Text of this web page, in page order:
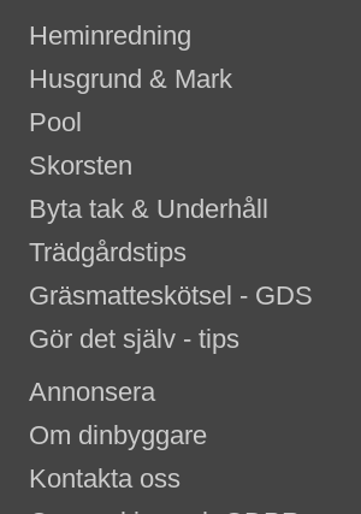
Heminredning
Husgrund & Mark
Pool
Skorsten
Byta tak & Underhåll
Trädgårdstips
Gräsmatteskötsel - GDS
Gör det själv - tips
Annonsera
Om dinbyggare
Kontakta oss